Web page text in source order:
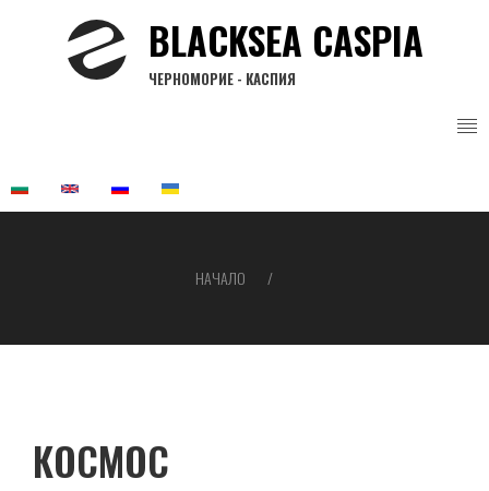
BLACKSEA CASPIA
ЧЕРНОМОРИЕ - КАСПИЯ
НАЧАЛО
КОСМОС